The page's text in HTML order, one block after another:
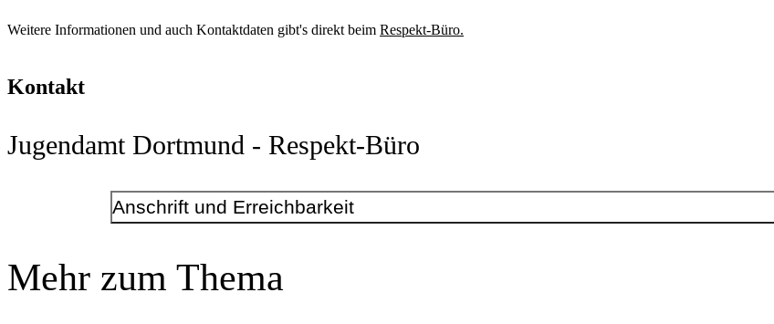
Weitere Informationen und auch Kontaktdaten gibt's direkt beim Respekt-Büro.
Kontakt
Jugendamt Dortmund - Respekt-Büro
Anschrift und Erreichbarkeit
Telefonnummer+49 231 50-11901
E-Mail-Adresserespekt@dortmund.de
Mehr zum Thema